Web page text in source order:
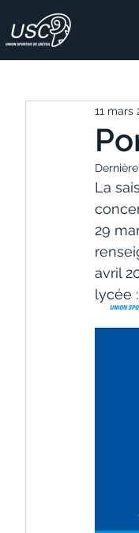
11 mars
La
29
avril
lycée :